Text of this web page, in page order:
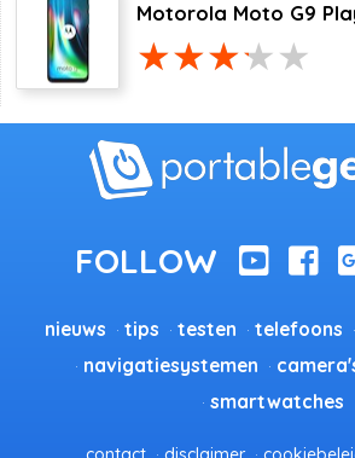
Motorola Moto G9
nieuws tips testen telefoons
navigatiesystemen
smartwatches